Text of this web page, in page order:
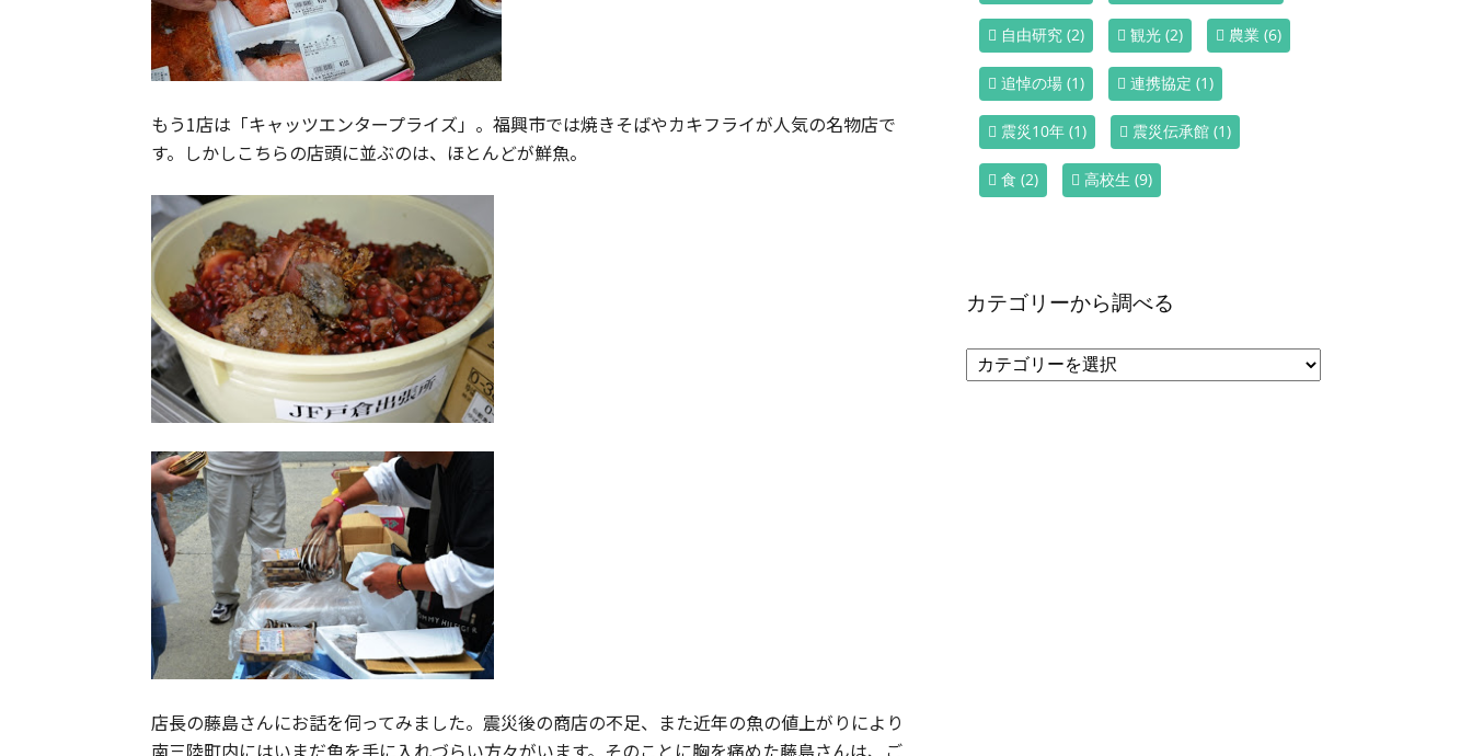
もう1店は「キャッツエンタープライズ」。福興市では焼きそばやカキフライが人気の名物店で
す。しかしこちらの店頭に並ぶのは、ほとんどが鮮魚。
店長の藤島さんにお話を伺ってみました。震災後の商店の不足、また近年の魚の値上がりにより
自由研究 (2) 観光 (2) 農業 (6)
追悼の場 (1) 連携協定 (1)
震災10年 (1) 震災伝承館 (1)
食 (2) 高校生 (9)
カテゴリーから調べる
カ
テ